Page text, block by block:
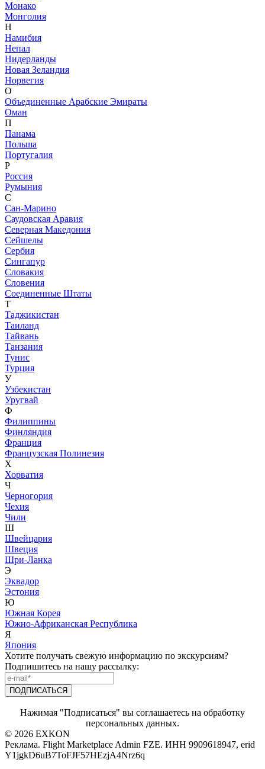
Монако
Монголия
Н
Намибия
Непал
Нидерланды
Новая Зеландия
Норвегия
О
Объединенные Арабские Эмираты
Оман
П
Панама
Польша
Португалия
Р
Россия
Румыния
С
Сан-Марино
Саудовская Аравия
Северная Македония
Сейшелы
Сербия
Сингапур
Словакия
Словения
Соединенные Штаты
Т
Таджикистан
Таиланд
Тайвань
Танзания
Тунис
Турция
У
Узбекистан
Уругвай
Ф
Филиппины
Финляндия
Франция
Французская Полинезия
Х
Хорватия
Ч
Черногория
Чехия
Чили
Ш
Швейцария
Швеция
Шри-Ланка
Э
Эквадор
Эстония
Ю
Южная Корея
Южно-Африканская Республика
Я
Япония
Хотите получать свежую информацию по экскурсиям?
Подпишитесь на нашу рассылку:
Нажимая "Подписаться" вы соглашаетесь на обработку
персональных данных.
© 2026 EXKON
Реклама. Flight Marketplace Admin FZE. ИНН 9909618947, erid
Y1jgkD6uB7ToFJF57HEzjA4Nrz6q